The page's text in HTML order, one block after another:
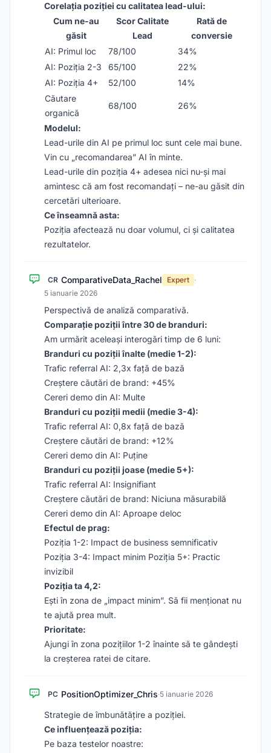
Corelația poziției cu calitatea lead-ului:
Cum ne-au
găsit
Scor Calitate
Lead
Rată de
conversie
AI: Primul loc
78/100
34%
AI: Poziția 2-3
65/100
22%
AI: Poziția 4+
52/100
14%
Căutare
organică
68/100 26%
Modelul:
Lead-urile din AI pe primul loc sunt cele mai bune.
Vin cu „recomandarea” AI în minte.
Lead-urile din poziția 4+ adesea nici nu-și mai
amintesc că am fost recomandați – ne-au găsit din
cercetări ulterioare.
Ce înseamnă asta:
Poziția afectează nu doar volumul, ci și calitatea
rezultatelor.
CR ComparativeData_Rachel Expert ·
5 ianuarie 2026
Perspectivă de analiză comparativă.
Comparație poziții între 30 de branduri:
Am urmărit aceleași interogări timp de 6 luni:
Branduri cu poziții înalte (medie 1-2):
Trafic referral AI: 2,3x față de bază
Creștere căutări de brand: +45%
Cereri demo din AI: Multe
Branduri cu poziții medii (medie 3-4):
Trafic referral AI: 0,8x față de bază
Creștere căutări de brand: +12%
Cereri demo din AI: Puține
Branduri cu poziții joase (medie 5+):
Trafic referral AI: Insignifiant
Creștere căutări de brand: Niciuna măsurabilă
Cereri demo din AI: Aproape deloc
Efectul de prag:
Poziția 1-2: Impact de business semnificativ
Poziția 3-4: Impact minim Poziția 5+: Practic
invizibil
Poziția ta 4,2:
Ești în zona de „impact minim”. Să fii menționat nu
te ajută prea mult.
Prioritate:
Ajungi în zona pozițiilor 1-2 înainte să te gândești
la creșterea ratei de citare.
PC PositionOptimizer_Chris·5 ianuarie 2026
Strategie de îmbunătățire a poziției.
Ce influențează poziția:
Pe baza testelor noastre: